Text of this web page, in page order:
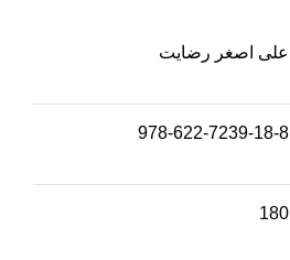
علی اصغر رضایت
978-622-7239-18-8
180